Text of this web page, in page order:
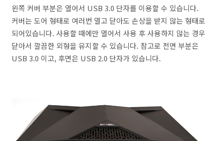
왼쪽 커버 부분은 열어서 USB 3.0 단자를 이용할 수 있습니다.
커버는 도어 형태로 여러번 열고 닫아도 손상을 받지 않는 형태로
되어있습니다. 사용할 때에만 열어서 사용 후 사용하지 않는 경우
닫아서 깔끔한 외형을 유지할 수 있습니다. 참고로 전면 부분은
USB 3.0 이고, 후면은 USB 2.0 단자가 있습니다.